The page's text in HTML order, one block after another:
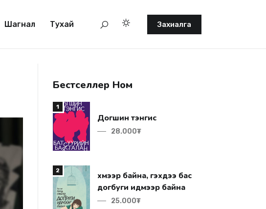
Шагнал Тухай Захиалга
Бестселлер Ном
1
Догшин тэнгис
28.000₮
2
догбуги идмээр байна
25.000₮